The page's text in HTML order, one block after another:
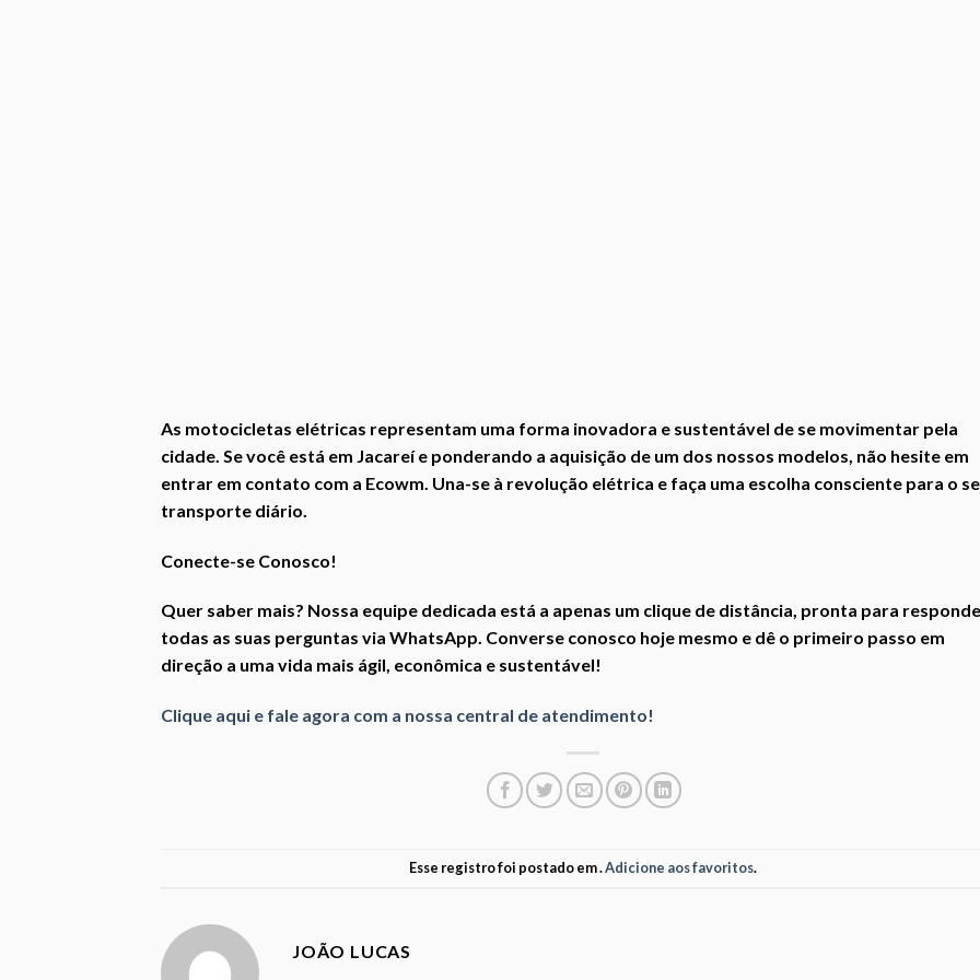
As motocicletas elétricas representam uma forma inovadora e sustentável de se movimentar pela
cidade. Se você está em Jacareí e ponderando a aquisição de um dos nossos modelos, não hesite em
entrar em contato com a Ecowm. Una-se à revolução elétrica e faça uma escolha consciente para o
transporte diário.
Conecte-se Conosco!
Quer saber mais? Nossa equipe dedicada está a apenas um clique de distância, pronta para
todas as suas perguntas via WhatsApp. Converse conosco hoje mesmo e dê o primeiro passo em
direção a uma vida mais ágil, econômica e sustentável!
Clique aqui e fale agora com a nossa central de atendimento!
Esse registro foi postado em .Adicione aos favoritos.
JOÃO LUCAS